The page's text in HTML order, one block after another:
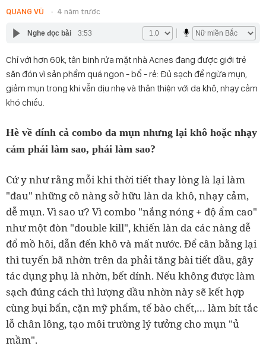
QUANG VŨ 4 năm trước
Nghe đọc bài 3:53
Chỉ với hơn 60k, tân binh rửa mặt nhà Acnes đang được giới trẻ
săn đón vì sản phẩm quá ngon - bổ - rẻ: Đủ sạch để ngừa mụn,
giảm mụn trong khi vẫn dịu nhẹ và thân thiện với da khô, nhạy cảm
khó chiều.
Hè về dính cả combo da mụn nhưng lại khô hoặc nhạy
cảm phải làm sao, phải làm sao?
Cứ y như rằng mỗi khi thời tiết thay lòng là lại làm
"đau" những cô nàng sở hữu làn da khô, nhạy cảm,
dễ mụn. Vì sao ư? Vì combo "nắng nóng + độ ẩm cao"
như một đòn "double kill", khiến làn da các nàng dễ
đổ mồ hôi, dẫn đến khô và mất nước. Để cân bằng lại
thì tuyến bã nhờn trên da phải tăng bài tiết dầu, gây
tác dụng phụ là nhờn, bết dính. Nếu không được làm
sạch đúng cách thì lượng dầu nhờn này sẽ kết hợp
cùng bụi bẩn, cặn mỹ phẩm, tế bào chết,… làm bít tắc
lỗ chân lông, tạo môi trường lý tưởng cho mụn "ủ
mầm".